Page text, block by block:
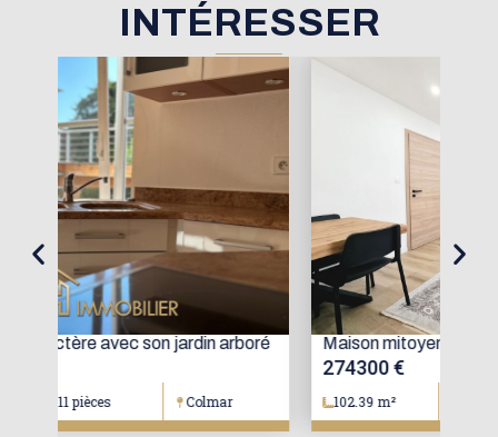
INTÉRESSER
Maison mitoyenne avec jardin
102.39 m² 4 pièces Colmar